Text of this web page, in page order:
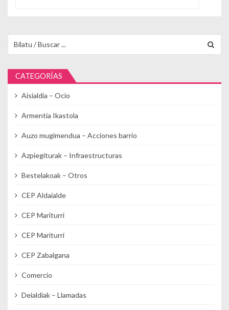
CATEGORÍAS
Aisialdia – Ocio
Armentia Ikastola
Auzo mugimendua – Acciones barrio
Azpiegiturak – Infraestructuras
Bestelakoak – Otros
CEP Aldaialde
CEP Mariturri
CEP Mariturri
CEP Zabalgana
Comercio
Deialdiak – Llamadas